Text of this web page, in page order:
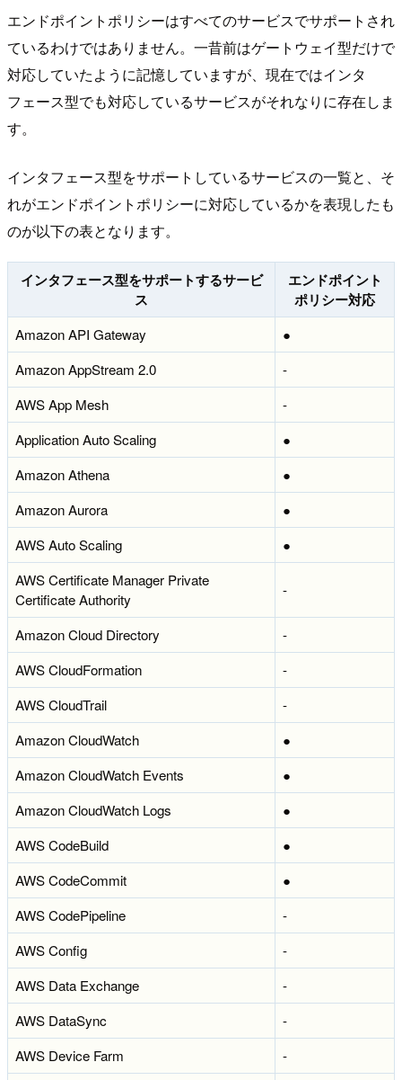
エンドポイントポリシーはすべてのサービスでサポートされ
ているわけではありません。一昔前はゲートウェイ型だけで
対応していたように記憶していますが、現在ではインタ
フェース型でも対応しているサービスがそれなりに存在しま
す。
インタフェース型をサポートしているサービスの一覧と、そ
れがエンドポイントポリシーに対応しているかを表現したも
のが以下の表となります。
インタフェース型をサポートするサービ
ス
エンドポイント
ポリシー対応
Amazon API Gateway
●
Amazon AppStream 2.0
-
AWS App Mesh
-
Application Auto Scaling
●
Amazon Athena
●
Amazon Aurora
●
AWS Auto Scaling
●
AWS Certificate Manager Private
Certificate Authority
-
Amazon Cloud Directory
-
AWS CloudFormation
-
AWS CloudTrail
-
Amazon CloudWatch
●
Amazon CloudWatch Events
●
Amazon CloudWatch Logs
●
AWS CodeBuild
●
AWS CodeCommit
●
AWS CodePipeline
-
AWS Config
-
AWS Data Exchange
-
AWS DataSync
-
AWS Device Farm
-